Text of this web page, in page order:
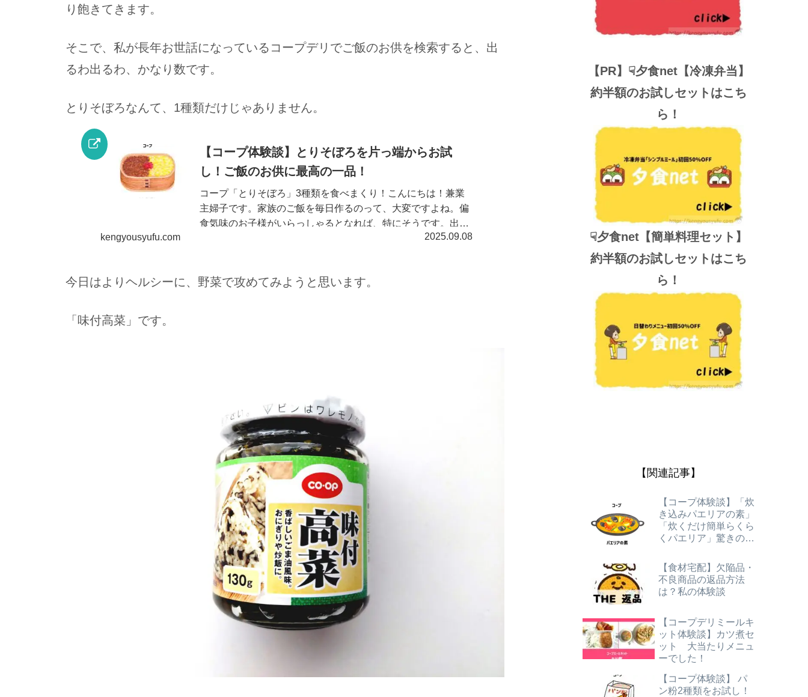
り飽きてきます。
そこで、私が長年お世話になっているコープデリでご飯のお供を検索すると、出
るわ出るわ、かなり数です。
とりそぼろなんて、1種類だけじゃありません。
【コープ体験談】とりそぼろを片っ端からお試
し！ご飯のお供に最高の一品！
コープ「とりそぼろ」3種類を食べまくり！こんにちは！兼業
主婦子です。家族のご飯を毎日作るのって、大変ですよね。偏
食気味のお子様がいらっしゃるとなれば、特にそうです。出せ
ばなんでも食べてくれれば楽なのですが、まぁそう簡単にはい
kengyousyufu.com 2025.09.08
今日はよりヘルシーに、野菜で攻めてみようと思います。
「味付高菜」です。
【PR】☟夕食net【冷凍弁当】
約半額のお試しセットはこち
ら！
☟夕食net【簡単料理セット】
約半額のお試しセットはこち
ら！
【関連記事】
【コープ体験談】「炊
き込みパエリアの素」
「炊くだけ簡単らくら
くパエリア」驚きのお
【食材宅配】欠陥品・
不良商品の返品方法
は？私の体験談
【コープデリミールキ
ット体験談】カツ煮セ
ット 大当たりメニュ
ーでした！
【コープ体験談】 パ
ン粉2種類をお試し！